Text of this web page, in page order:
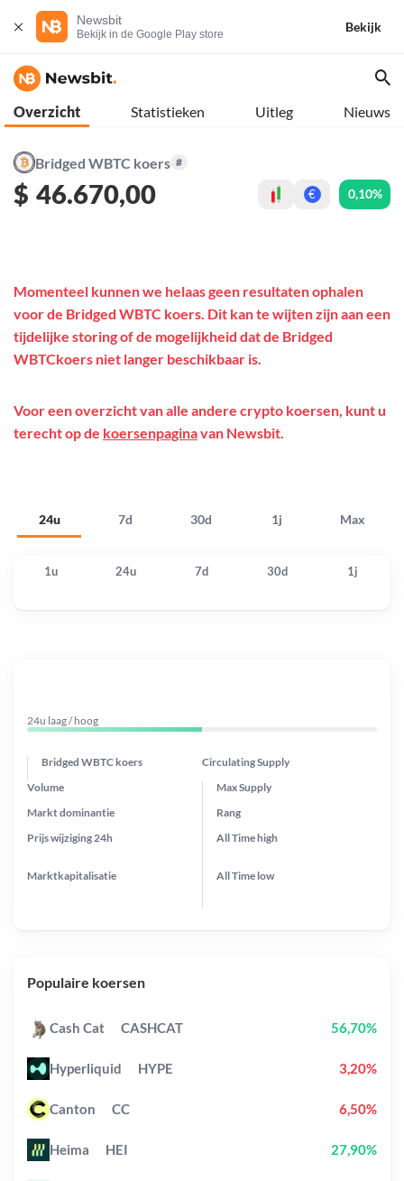
Newsbit
Bekijk in de Google Play store
Bekijk
Overzicht Statistieken Uitleg Nieuws
Bridged WBTC koers #
$ 46.670,00 € 0,10%
24u 7d 30d 1j Max
Momenteel kunnen we helaas geen resultaten ophalen
voor de Bridged WBTC koers. Dit kan te wijten zijn aan een
tijdelijke storing of de mogelijkheid dat de Bridged
WBTCkoers niet langer beschikbaar is.
Voor een overzicht van alle andere crypto koersen, kunt u
terecht op de koersenpaginavan Newsbit.
1u 24u 7d 30d 1j
24u laag / hoog
Bridged WBTC koers Circulating Supply
Prijs wijziging 24h
Max Supply
Markt dominantie
Marktkapitalisatie
Volume
Rang
All Timehigh
All Time low
Populaire koersen
Cash Cat CASHCAT 56,70%
Hyperliquid HYPE 3,20%
Canton CC 6,50%
Heima HEI 27,90%